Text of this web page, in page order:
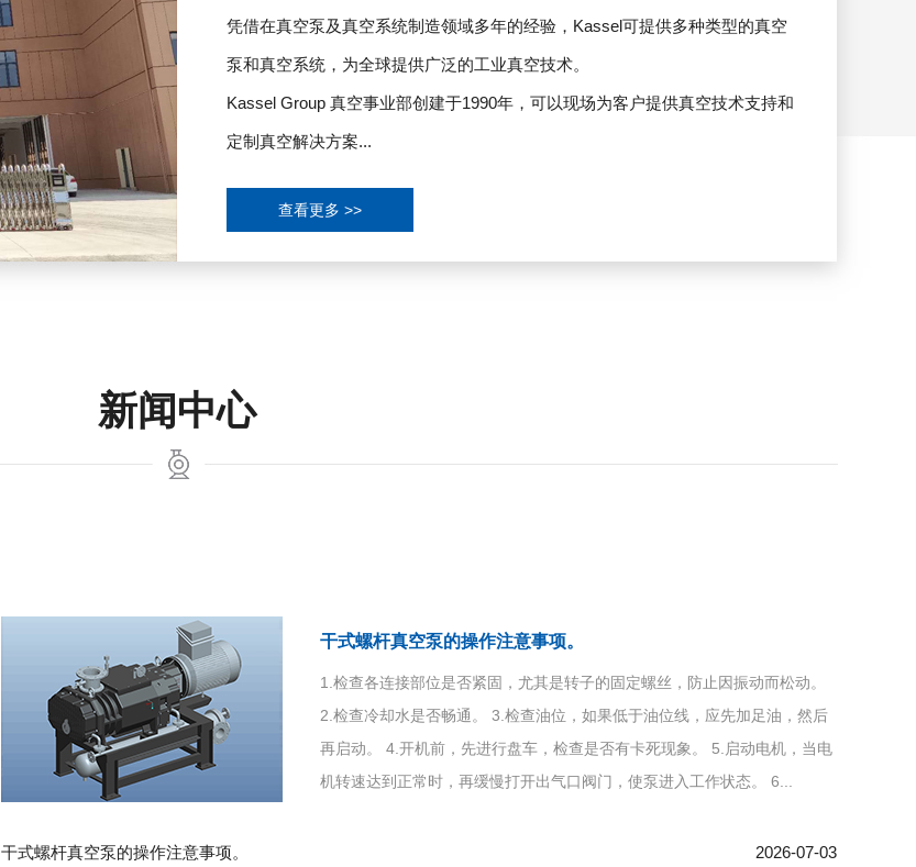
凭借在真空泵及真空系统制造领域多年的经验，Kassel可提供多种类型的真空
泵和真空系统，为全球提供广泛的工业真空技术。
Kassel Group 真空事业部创建于1990年，可以现场为客户提供真空技术支持和
定制真空解决方案...
查看更多 >>
新闻中心
干式螺杆真空泵的操作注意事项。
1.检查各连接部位是否紧固，尤其是转子的固定螺丝，防止因振动而松动。
2.检查冷却水是否畅通。 3.检查油位，如果低于油位线，应先加足油，然后
再启动。 4.开机前，先进行盘车，检查是否有卡死现象。 5.启动电机，当电
机转速达到正常时，再缓慢打开出气口阀门，使泵进入工作状态。 6...
干式螺杆真空泵的操作注意事项。 2026-07-03